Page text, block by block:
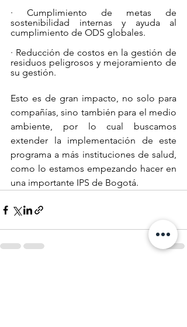
· Cumplimiento de metas de
sostenibilidad internas y ayuda al
cumplimiento de ODS globales.
· Reducción de costos en la gestión de
residuos peligrosos y mejoramiento de
su gestión.
Esto es de gran impacto, no solo para
compañías, sino también para el medio
ambiente, por lo cual buscamos
extender la implementación de este
programa a más instituciones de salud,
como lo estamos empezando hacer en
una importante IPS de Bogotá.